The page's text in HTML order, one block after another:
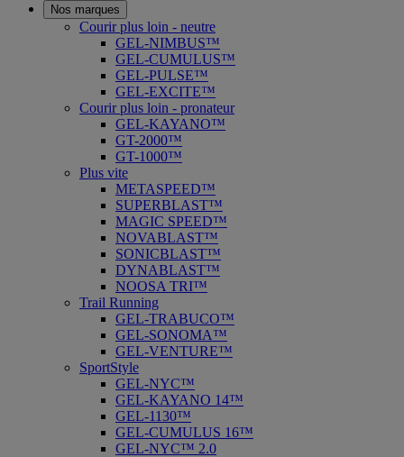
Nos marques
Courir plus loin - neutre
GEL-NIMBUS™
GEL-CUMULUS™
GEL-PULSE™
GEL-EXCITE™
Courir plus loin - pronateur
GEL-KAYANO™
GT-2000™
GT-1000™
Plus vite
METASPEED™
SUPERBLAST™
MAGIC SPEED™
NOVABLAST™
SONICBLAST™
DYNABLAST™
NOOSA TRI™
Trail Running
GEL-TRABUCO™
GEL-SONOMA™
GEL-VENTURE™
SportStyle
GEL-NYC™
GEL-KAYANO 14™
GEL-1130™
GEL-CUMULUS 16™
GEL-NYC™ 2.0